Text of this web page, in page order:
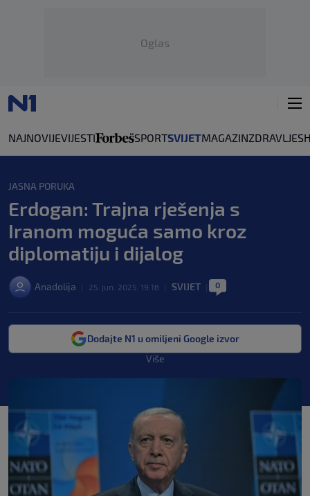
Oglas
NAJNOVIJEVIJESTI SPORTSVIJETMAGAZINZDRAVLJE
JASNA PORUKA
Erdogan: Trajna rješenja s
Iranom moguća samo kroz
diplomatiju i dijalog
Anadolija 25. jun. 2025. 19:16 SVIJET 0
Dodajte N1 u omiljeni Google izvor
Više